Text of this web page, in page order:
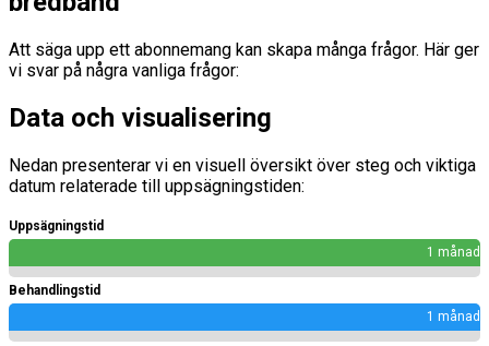
Att säga upp ett abonnemang kan skapa många frågor. Här ger
vi svar på några vanliga frågor:
Data och visualisering
Nedan presenterar vi en visuell översikt över steg och viktiga
datum relaterade till uppsägningstiden:
Uppsägningstid
1 månad
Behandlingstid
1 månad